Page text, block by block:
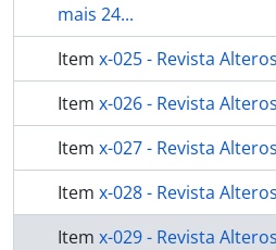
mais 24...
Item x-025 - Revista
Item x-026 - Revista
Item x-027 - Revista
Item x-028 - Revista
Item x-029 - Revista